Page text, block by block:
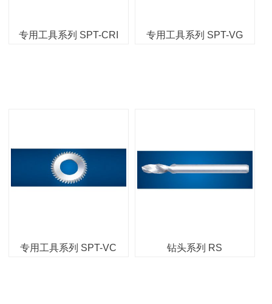
专用工具系列 SPT-CRI 专用工具系列 SPT-VG
专用工具系列 SPT-VC 钻头系列 RS